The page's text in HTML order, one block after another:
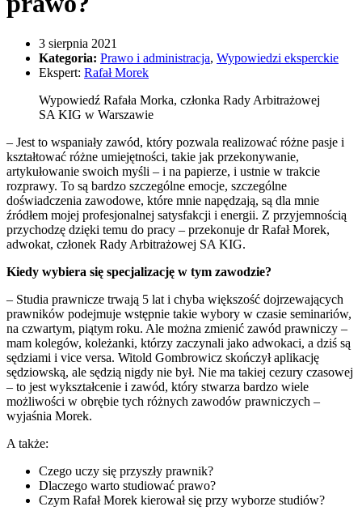
3 sierpnia 2021
Kategoria: Prawo i administracja, Wypowiedzi eksperckie
Ekspert: Rafał Morek
Wypowiedź Rafała Morka, członka Rady Arbitrażowej
SA KIG w Warszawie
– Jest to wspaniały zawód, który pozwala realizować różne pasje i
kształtować różne umiejętności, takie jak przekonywanie,
artykułowanie swoich myśli – i na papierze, i ustnie w trakcie
rozprawy. To są bardzo szczególne emocje, szczególne
doświadczenia zawodowe, które mnie napędzają, są dla mnie
źródłem mojej profesjonalnej satysfakcji i energii. Z przyjemnością
przychodzę dzięki temu do pracy – przekonuje dr Rafał Morek,
adwokat, członek Rady Arbitrażowej SA KIG.
Kiedy wybiera się specjalizację w tym zawodzie?
– Studia prawnicze trwają 5 lat i chyba większość dojrzewających
prawników podejmuje wstępnie takie wybory w czasie seminariów,
na czwartym, piątym roku. Ale można zmienić zawód prawniczy –
mam kolegów, koleżanki, którzy zaczynali jako adwokaci, a dziś są
sędziami i vice versa. Witold Gombrowicz skończył aplikację
sędziowską, ale sędzią nigdy nie był. Nie ma takiej cezury czasowej
– to jest wykształcenie i zawód, który stwarza bardzo wiele
możliwości w obrębie tych różnych zawodów prawniczych –
wyjaśnia Morek.
A także:
Czego uczy się przyszły prawnik?
Dlaczego warto studiować prawo?
Czym Rafał Morek kierował się przy wyborze studiów?